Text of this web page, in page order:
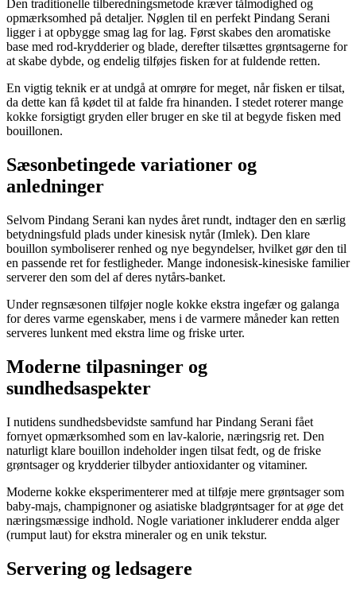
Den traditionelle tilberedningsmetode kræver tålmodighed og
opmærksomhed på detaljer. Nøglen til en perfekt Pindang Serani
ligger i at opbygge smag lag for lag. Først skabes den aromatiske
base med rod-krydderier og blade, derefter tilsættes grøntsagerne for
at skabe dybde, og endelig tilføjes fisken for at fuldende retten.
En vigtig teknik er at undgå at omrøre for meget, når fisken er tilsat,
da dette kan få kødet til at falde fra hinanden. I stedet roterer mange
kokke forsigtigt gryden eller bruger en ske til at begyde fisken med
bouillonen.
Sæsonbetingede variationer og
anledninger
Selvom Pindang Serani kan nydes året rundt, indtager den en særlig
betydningsfuld plads under kinesisk nytår (Imlek). Den klare
bouillon symboliserer renhed og nye begyndelser, hvilket gør den til
en passende ret for festligheder. Mange indonesisk-kinesiske familier
serverer den som del af deres nytårs-banket.
Under regnsæsonen tilføjer nogle kokke ekstra ingefær og galanga
for deres varme egenskaber, mens i de varmere måneder kan retten
serveres lunkent med ekstra lime og friske urter.
Moderne tilpasninger og
sundhedsaspekter
I nutidens sundhedsbevidste samfund har Pindang Serani fået
fornyet opmærksomhed som en lav-kalorie, næringsrig ret. Den
naturligt klare bouillon indeholder ingen tilsat fedt, og de friske
grøntsager og krydderier tilbyder antioxidanter og vitaminer.
Moderne kokke eksperimenterer med at tilføje mere grøntsager som
baby-majs, champignoner og asiatiske bladgrøntsager for at øge det
næringsmæssige indhold. Nogle variationer inkluderer endda alger
(rumput laut) for ekstra mineraler og en unik tekstur.
Servering og ledsagere